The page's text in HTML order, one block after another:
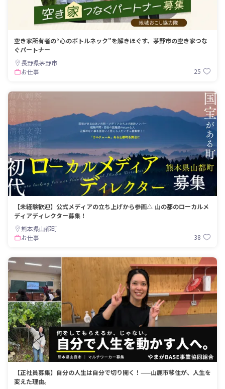
空き家所有者の“心のボトルネック”を解きほぐす、茅野市の空き家つな
ぐパートナー
長野県茅野市
お仕事
25
【未経験歓迎】公式メディアの立ち上げから参画△ 山の都のローカルメ
ディアディレクター募集！
熊本県山都町
お仕事
38
【正社員募集】自分の人生は自分で切り開く！——山鹿市移住が、人生を
変えた理由。